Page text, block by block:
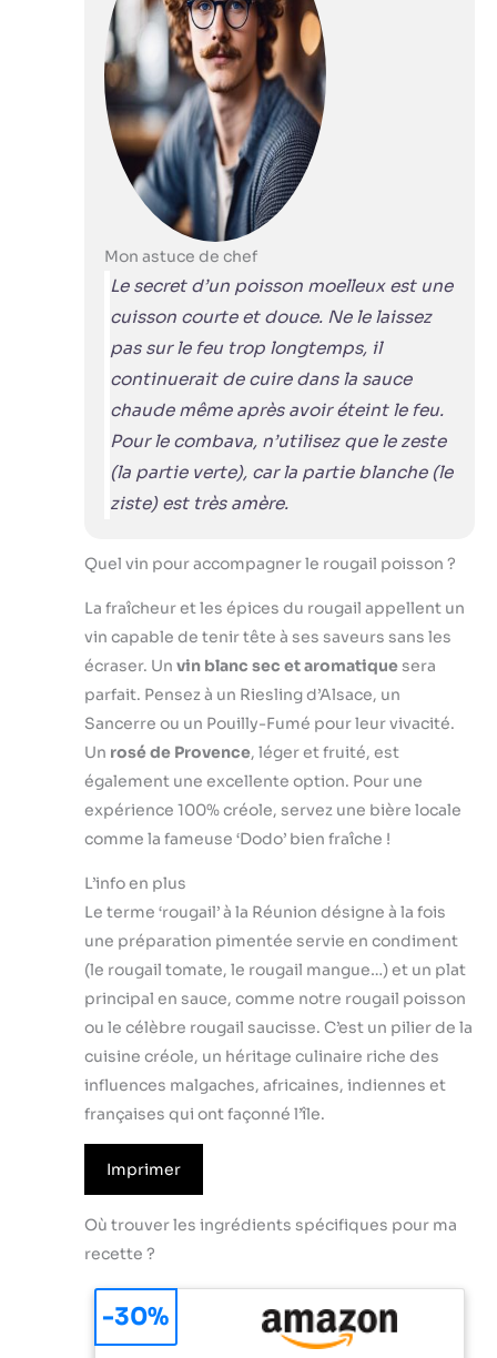
Mon astuce de chef
Le secret d’un poisson moelleux est une
cuisson courte et douce. Ne le laissez
pas sur le feu trop longtemps, il
continuerait de cuire dans la sauce
chaude même après avoir éteint le feu.
Pour le combava, n’utilisez que le zeste
(la partie verte), car la partie blanche (le
ziste) est très amère.
Quel vin pour accompagner le rougail poisson ?
La fraîcheur et les épices du rougail appellent un
vin capable de tenir tête à ses saveurs sans les
écraser. Un vin blanc sec et aromatiquesera
parfait. Pensez à un Riesling d’Alsace, un
Sancerre ou un Pouilly-Fumé pour leur vivacité.
Un rosé de Provence, léger et fruité, est
également une excellente option. Pour une
expérience 100% créole, servez une bière locale
comme la fameuse ‘Dodo’ bien fraîche !
L’info en plus
Le terme ‘rougail’ à la Réunion désigne à la fois
une préparation pimentée servie en condiment
(le rougail tomate, le rougail mangue…) et un plat
principal en sauce, comme notre rougail poisson
ou le célèbre rougail saucisse. C’est un pilier de la
cuisine créole, un héritage culinaire riche des
influences malgaches, africaines, indiennes et
françaises qui ont façonné l’île.
Imprimer
Où trouver les ingrédients spécifiques pour ma
recette ?
-30%